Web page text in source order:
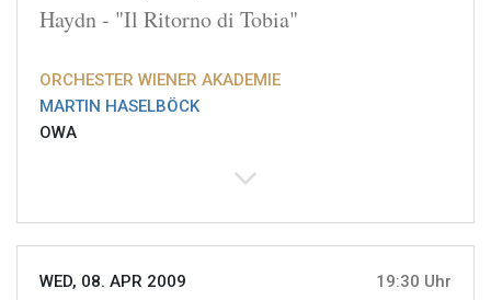
Haydn - "Il Ritorno di Tobia"
ORCHESTER WIENER AKADEMIE
MARTIN HASELBÖCK
OWA
WED, 08. APR 2009 19:30 Uhr